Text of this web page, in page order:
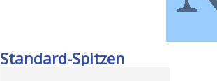
Standard-Spitzen